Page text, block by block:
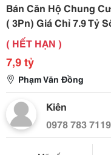
Bán Căn Hộ Chung
( 3Pn) Giá Chỉ 7.9 Tỷ
( HẾT HẠN )
7,9 tỷ
Phạm Văn Đồng
Kiên
0978 783 7119